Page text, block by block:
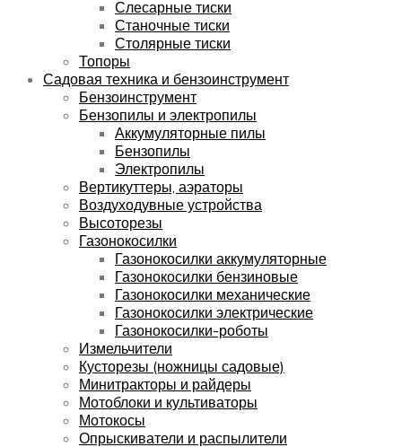
Слесарные тиски
Станочные тиски
Столярные тиски
Топоры
Садовая техника и бензоинструмент
Бензоинструмент
Бензопилы и электропилы
Аккумуляторные пилы
Бензопилы
Электропилы
Вертикуттеры, аэраторы
Воздуходувные устройства
Высоторезы
Газонокосилки
Газонокосилки аккумуляторные
Газонокосилки бензиновые
Газонокосилки механические
Газонокосилки электрические
Газонокосилки-роботы
Измельчители
Кусторезы (ножницы садовые)
Минитракторы и райдеры
Мотоблоки и культиваторы
Мотокосы
Опрыскиватели и распылители